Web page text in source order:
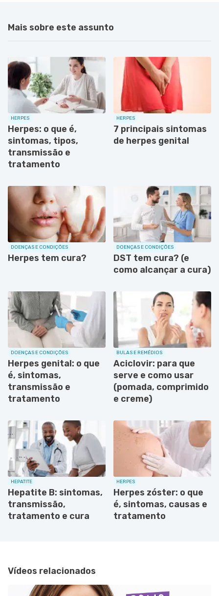
Mais sobre este assunto
HERPES
Herpes: o que é,
sintomas, tipos,
transmissão e
tratamento
HERPES
7 principais sintomas
de herpes genital
DOENÇAS E CONDIÇÕES
Herpes tem cura?
DOENÇAS E CONDIÇÕES
DST tem cura? (e
como alcançar a cura)
DOENÇAS E CONDIÇÕES
Herpes genital: o que
é, sintomas,
transmissão e
tratamento
BULAS E REMÉDIOS
Aciclovir: para que
serve e como usar
(pomada, comprimido
e creme)
HEPATITE
Hepatite B: sintomas,
transmissão,
tratamento e cura
HERPES
Herpes zóster: o que
é, sintomas, causas e
tratamento
Vídeos relacionados